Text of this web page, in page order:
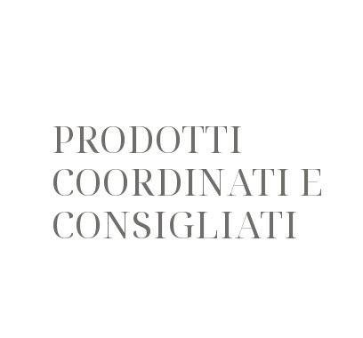
PRODOTTI
COORDINATI E
CONSIGLIATI